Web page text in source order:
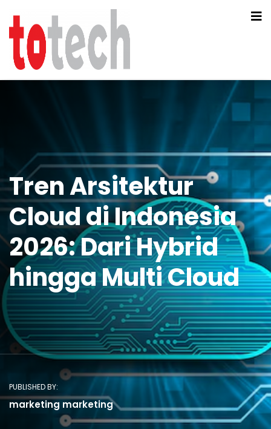
Tren Arsitektur
Cloud di Indonesia
2026: Dari Hybrid
hingga Multi Cloud
PUBLISHED BY:
marketing marketing